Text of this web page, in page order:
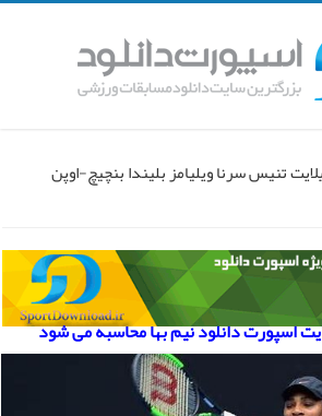
تنیس سرنا ویلیامز بلیندا بنچیچ-اوپن
اسپورت دانلود نیم بها محاسبه می شود